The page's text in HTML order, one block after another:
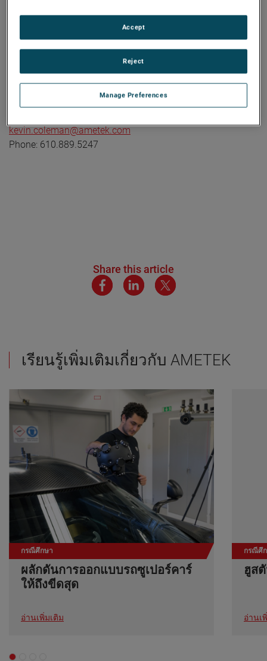
1930, AMETEK has been listed on the NYSE for over 90
years and is a component of the S&P 500. For more
www.AMETEK.com
Contact:
kevin.coleman@ametek.com
Phone: 610.889.5247
Share this article
เรียนรู้เพิ่มเติมเกี่ยวกับ AMETEK
กรณีศึกษา
ผลักดันการออกแบบรถซูเปอร์คาร์
ให้ถึงขีดสุด
อ่านเพิ่มเติม
กรณีศึ
ฮูส
อ่านเ
Manage Preferences
Reject
Accept